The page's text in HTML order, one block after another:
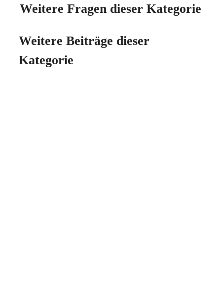
Weitere Fragen dieser Kategorie
Weitere Beiträge dieser
Kategorie